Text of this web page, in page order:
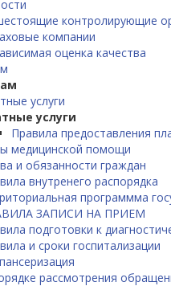
контролирующие
компании
оценка качества
услуги
услуги
Правила предоставления
медицинской помощи
и обязанности граждан
внутренего распорядка
программма
ЗАПИСИ НА ПРИЕМ
подготовки к
и сроки госпитализации
рассмотрения